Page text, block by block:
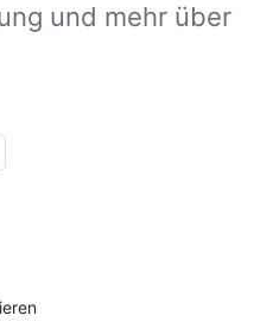
und mehr über